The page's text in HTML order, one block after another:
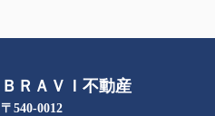
ＢＲＡＶＩ不動産
〒540-0012